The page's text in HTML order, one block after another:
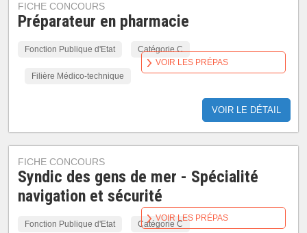
FICHE CONCOURS
Préparateur en pharmacie
Fonction Publique d'Etat Catégorie C
Filière Médico-technique
VOIR LE DÉTAIL
VOIR LES PRÉPAS
FICHE CONCOURS
Syndic des gens de mer - Spécialité
navigation et sécurité
Fonction Publique d'Etat Catégorie C
VOIR LES PRÉPAS